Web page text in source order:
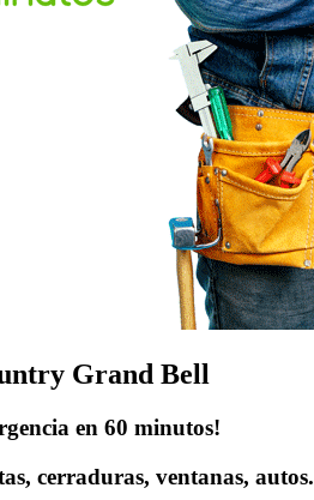
Grand Bell
en 60 minutos!
cerraduras, ventanas, autos.